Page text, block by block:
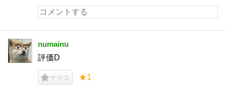
numainu
評価D
ナイス ★1